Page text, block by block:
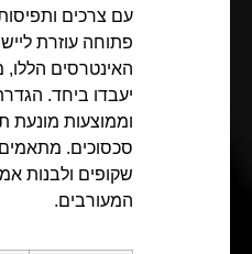
עם צרכים
פתוחה עוזרת
האינטרסים
יעבדו ביחד.
וממוצעות מונעת
סכסוכים. מתאמים
שקופים ולבנות
המעורבים.